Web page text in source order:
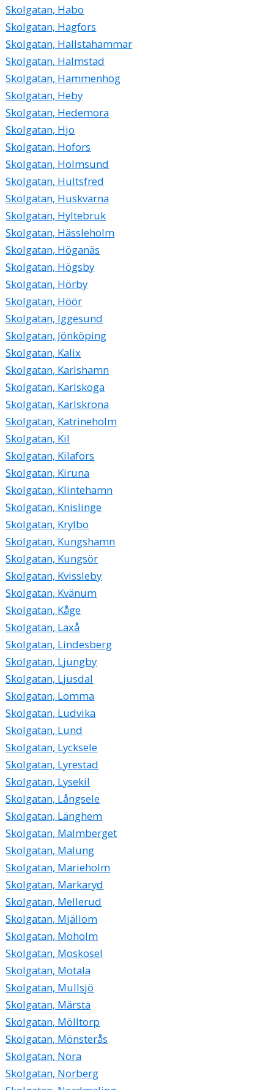
Skolgatan, Habo
Skolgatan, Hagfors
Skolgatan, Hallstahammar
Skolgatan, Halmstad
Skolgatan, Hammenhög
Skolgatan, Heby
Skolgatan, Hedemora
Skolgatan, Hjo
Skolgatan, Hofors
Skolgatan, Holmsund
Skolgatan, Hultsfred
Skolgatan, Huskvarna
Skolgatan, Hyltebruk
Skolgatan, Hässleholm
Skolgatan, Höganäs
Skolgatan, Högsby
Skolgatan, Hörby
Skolgatan, Höör
Skolgatan, Iggesund
Skolgatan, Jönköping
Skolgatan, Kalix
Skolgatan, Karlshamn
Skolgatan, Karlskoga
Skolgatan, Karlskrona
Skolgatan, Katrineholm
Skolgatan, Kil
Skolgatan, Kilafors
Skolgatan, Kiruna
Skolgatan, Klintehamn
Skolgatan, Knislinge
Skolgatan, Krylbo
Skolgatan, Kungshamn
Skolgatan, Kungsör
Skolgatan, Kvissleby
Skolgatan, Kvänum
Skolgatan, Kåge
Skolgatan, Laxå
Skolgatan, Lindesberg
Skolgatan, Ljungby
Skolgatan, Ljusdal
Skolgatan, Lomma
Skolgatan, Ludvika
Skolgatan, Lund
Skolgatan, Lycksele
Skolgatan, Lyrestad
Skolgatan, Lysekil
Skolgatan, Långsele
Skolgatan, Länghem
Skolgatan, Malmberget
Skolgatan, Malung
Skolgatan, Marieholm
Skolgatan, Markaryd
Skolgatan, Mellerud
Skolgatan, Mjällom
Skolgatan, Moholm
Skolgatan, Moskosel
Skolgatan, Motala
Skolgatan, Mullsjö
Skolgatan, Märsta
Skolgatan, Mölltorp
Skolgatan, Mönsterås
Skolgatan, Nora
Skolgatan, Norberg